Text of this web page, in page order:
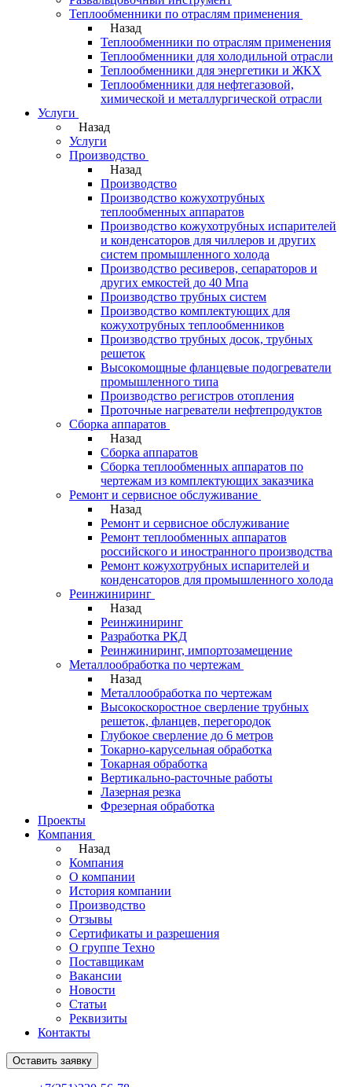
Теплообменники по отраслям применения
Назад
Теплообменники по отраслям применения
Теплообменники для холодильной отрасли
Теплообменники для энергетики и ЖКХ
Теплообменники для нефтегазовой,
химической и металлургической отрасли
Услуги
Назад
Услуги
Производство
Назад
Производство
Производство кожухотрубных
теплообменных аппаратов
Производство кожухотрубных испарителей
и конденсаторов для чиллеров и других
систем промышленного холода
Производство ресиверов, сепараторов и
других емкостей до 40 Мпа
Производство трубных систем
Производство комплектующих для
кожухотрубных теплообменников
Производство трубных досок, трубных
решеток
Высокомощные фланцевые подогреватели
промышленного типа
Производство регистров отопления
Проточные нагреватели нефтепродуктов
Сборка аппаратов
Назад
Сборка аппаратов
Сборка теплообменных аппаратов по
чертежам из комплектующих заказчика
Ремонт и сервисное обслуживание
Назад
Ремонт и сервисное обслуживание
Ремонт теплообменных аппаратов
российского и иностранного производства
Ремонт кожухотрубных испарителей и
конденсаторов для промышленного холода
Реинжиниринг
Назад
Реинжиниринг
Разработка РКД
Реинжиниринг, импортозамещение
Металлообработка по чертежам
Назад
Металлообработка по чертежам
Высокоскоростное сверление трубных
решеток, фланцев, перегородок
Глубокое сверление до 6 метров
Токарно-карусельная обработка
Токарная обработка
Вертикально-расточные работы
Лазерная резка
Фрезерная обработка
Проекты
Компания
Назад
Компания
О компании
История компании
Производство
Отзывы
Сертификаты и разрешения
О группе Техно
Поставщикам
Вакансии
Новости
Статьи
Реквизиты
Контакты
Оставить заявку